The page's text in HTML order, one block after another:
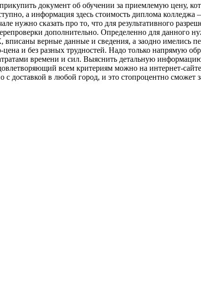
документ об обучении за приемлемую цену,
а информация здесь стоимость диплома колледжа
сказать про то, что для результативного
дополнительно. Определенно для данного
верные данные и сведения, а заодно имелись
и без разных трудностей. Надо только напрямую
времени и сил. Выяснить детальную информацию
всем критериям можно на интернет-
доставкой в любой город, и это стопроцентно сможет